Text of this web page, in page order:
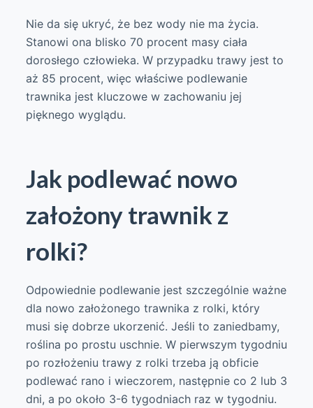
Nie da się ukryć, że bez wody nie ma życia.
Stanowi ona blisko 70 procent masy ciała
dorosłego człowieka. W przypadku trawy jest to
aż 85 procent, więc właściwe podlewanie
trawnika jest kluczowe w zachowaniu jej
pięknego wyglądu.
Jak podlewać nowo
założony trawnik z
rolki?
Odpowiednie podlewanie jest szczególnie ważne
dla nowo założonego trawnika z rolki, który
musi się dobrze ukorzenić. Jeśli to zaniedbamy,
roślina po prostu uschnie. W pierwszym tygodniu
po rozłożeniu trawy z rolki trzeba ją obficie
podlewać rano i wieczorem, następnie co 2 lub 3
dni, a po około 3-6 tygodniach raz w tygodniu.